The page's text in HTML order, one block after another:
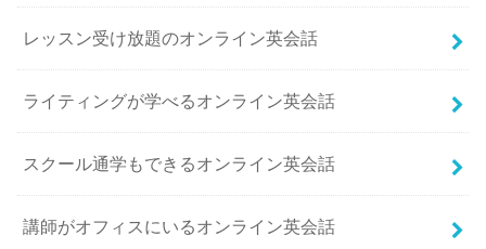
レッスン受け放題のオンライン英会話
ライティングが学べるオンライン英会話
スクール通学もできるオンライン英会話
講師がオフィスにいるオンライン英会話